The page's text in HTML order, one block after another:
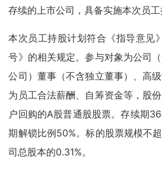
存续的上市公司，具备实施本次员工
本次员工持股计划符合《指导意见
号》的相关规定。参与对象为公司
公司）董事（不含独立董事）、高
为员工合法薪酬、自筹资金等，股
户回购的A股普通股股票。存续期
期解锁比例50%。标的股票规模不
司总股本的0.31%。